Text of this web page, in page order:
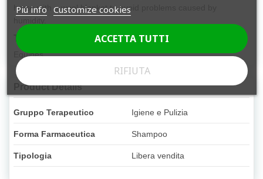
horse with a wool blanket to avoid problems caused by
Target species
Equines
Product Details
Gruppo Terapeutico Igiene e Pulizia
Forma Farmaceutica Shampoo
Tipologia Libera vendita
Piú info Customize cookies
RIFIUTA
ACCETTA TUTTI